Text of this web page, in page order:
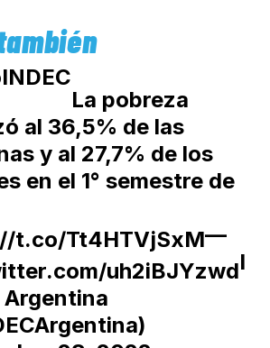
La pobreza
al 36,5% de las
y al 27,7% de los
en el 1° semestre de
t.co/Tt4HTVjSxM
uh2iBJYzwd
—
I
Argentina